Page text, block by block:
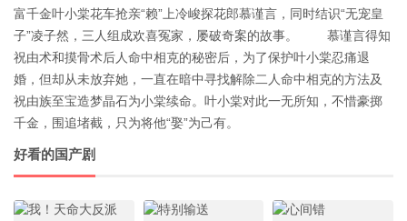
富千金叶小棠花车抢亲“赖”上冷峻探花郎慕谨言，同时结识“无宠皇
子”凌子然，三人组成欢喜冤家，屡破奇案的故事。 慕谨言得知
祝由术和摸骨术后人命中相克的秘密后，为了保护叶小棠忍痛退
婚，但却从未放弃她，一直在暗中寻找解除二人命中相克的方法及
祝由族至宝造梦晶石为小棠续命。叶小棠对此一无所知，不惜豪掷
千金，围追堵截，只为将他“娶”为己有。
好看的国产剧